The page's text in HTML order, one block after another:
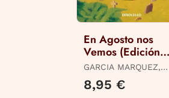
En Agosto nos
Vemos (Edición
Limitada)
GARCIA MARQUEZ,
8,95 €